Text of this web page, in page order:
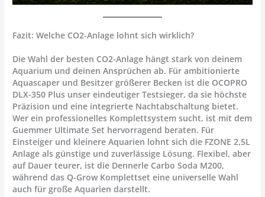
Fazit: Welche CO2-Anlage lohnt sich wirklich?
Die Wahl der besten CO2-Anlage hängt stark von deinem
Aquarium und deinen Ansprüchen ab. Für ambitionierte
Aquascaper und Besitzer größerer Becken ist die OCOPRO
DLX-350 Plus unser eindeutiger Testsieger, da sie höchste
Präzision und eine integrierte Nachtabschaltung bietet.
Wer ein professionelles Komplettsystem sucht, ist mit dem
Guemmer Ultimate Set hervorragend beraten. Für
Einsteiger und kleinere Aquarien lohnt sich die FZONE 2,5L
Anlage als günstige und zuverlässige Lösung. Flexibel, aber
auf Dauer teurer, ist die Dennerle Carbo Soda M200,
während das Q-Grow Komplettset eine universelle Wahl
auch für große Aquarien darstellt.